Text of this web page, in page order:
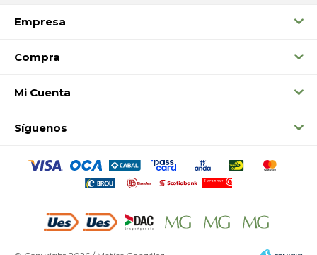
Empresa
Compra
Mi Cuenta
Síguenos